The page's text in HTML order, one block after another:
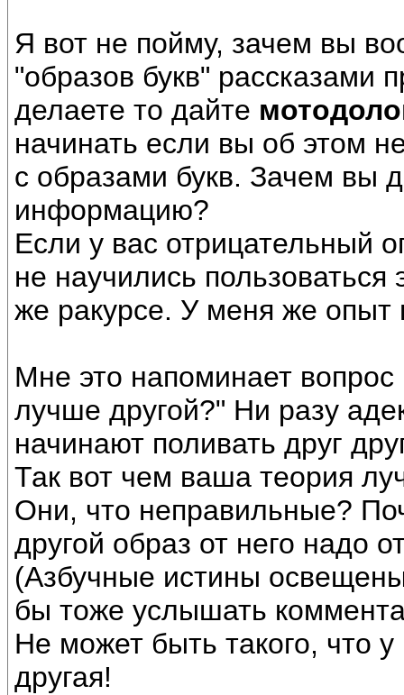
Я вот не пойму, зачем вы
"образов букв" рассказами
делаете то дайте
начинать если вы об этом
с образами букв. Зачем вы
информацию?
Если у вас отрицательный
не научились
же ракурсе. У меня же опыт
Мне это напоминает
лучше другой?" Ни разу
начинают поливать друг
Так вот чем ваша теория
Они, что неправильные?
другой образ от него надо
(Азбучные истины
бы тоже услышать
Не может быть такого, что
другая!